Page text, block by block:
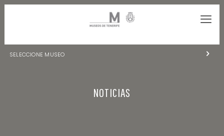
SELECCIONE MUSEO
NOTICIAS